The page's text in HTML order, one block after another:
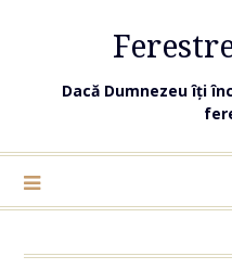
Dacă Dumnezeu îți